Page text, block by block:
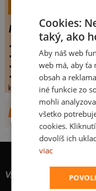
Pack-Man
vystaveno:24.9.2011
hodnoceno:32 krát
komentářů:3.03125
koupilo by:0 lidí
konečné hodnocení:
DALŠÍ
Všetko o nákupe
Cookies:
taký, ako
Aby náš web
web má, aby ťa
obsah a
iné funkcie zo
mohli
všetko
cookies.
dovolíš ich
viac